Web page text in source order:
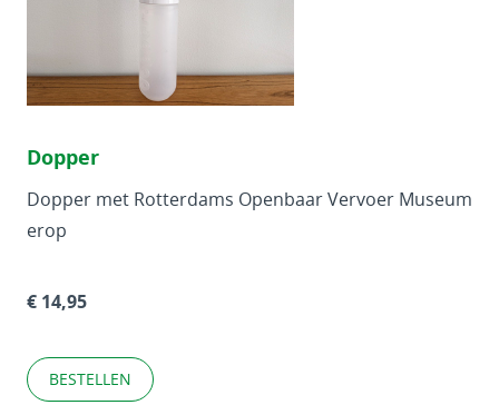
Dopper
Dopper met Rotterdams Openbaar Vervoer Museum
erop
€ 14,95
BESTELLEN